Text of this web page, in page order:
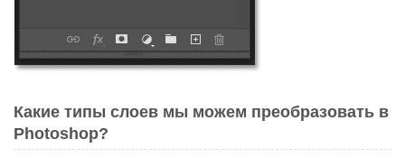
Какие типы слоев мы можем преобразовать в
Photoshop?